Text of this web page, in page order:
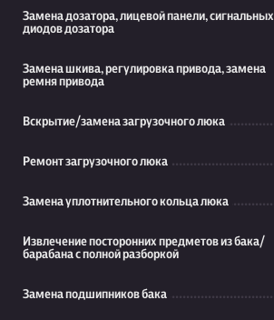
Замена дозатора, лицевой панели, сигнальных
диодов дозатора
Замена шкива, регулировка привода, замена
ремня привода
Вскрытие/замена загрузочного люка
Ремонт загрузочного люка
Замена уплотнительного кольца люка
Извлечение посторонних предметов из бака/
барабана с полной разборкой
Замена подшипников бака